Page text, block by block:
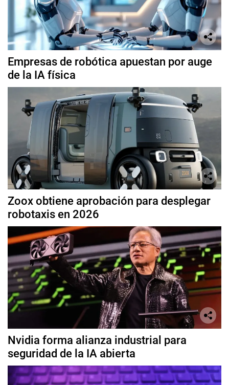
Empresas de robótica apuestan por auge
de la IA física
Zoox obtiene aprobación para desplegar
robotaxis en 2026
Nvidia forma alianza industrial para
seguridad de la IA abierta